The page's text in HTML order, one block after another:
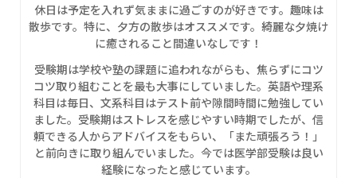
休日は予定を入れず気ままに過ごすのが好きです。趣味は
散歩です。特に、夕方の散歩はオススメです。綺麗な夕焼け
に癒されること間違いなしです！
受験期は学校や塾の課題に追われながらも、焦らずにコツ
コツ取り組むことを最も大事にしていました。英語や理系
科目は毎日、文系科目はテスト前や隙間時間に勉強してい
ました。受験期はストレスを感じやすい時期でしたが、信
頼できる人からアドバイスをもらい、「また頑張ろう！」
と前向きに取り組んでいました。今では医学部受験は良い
経験になったと感じています。